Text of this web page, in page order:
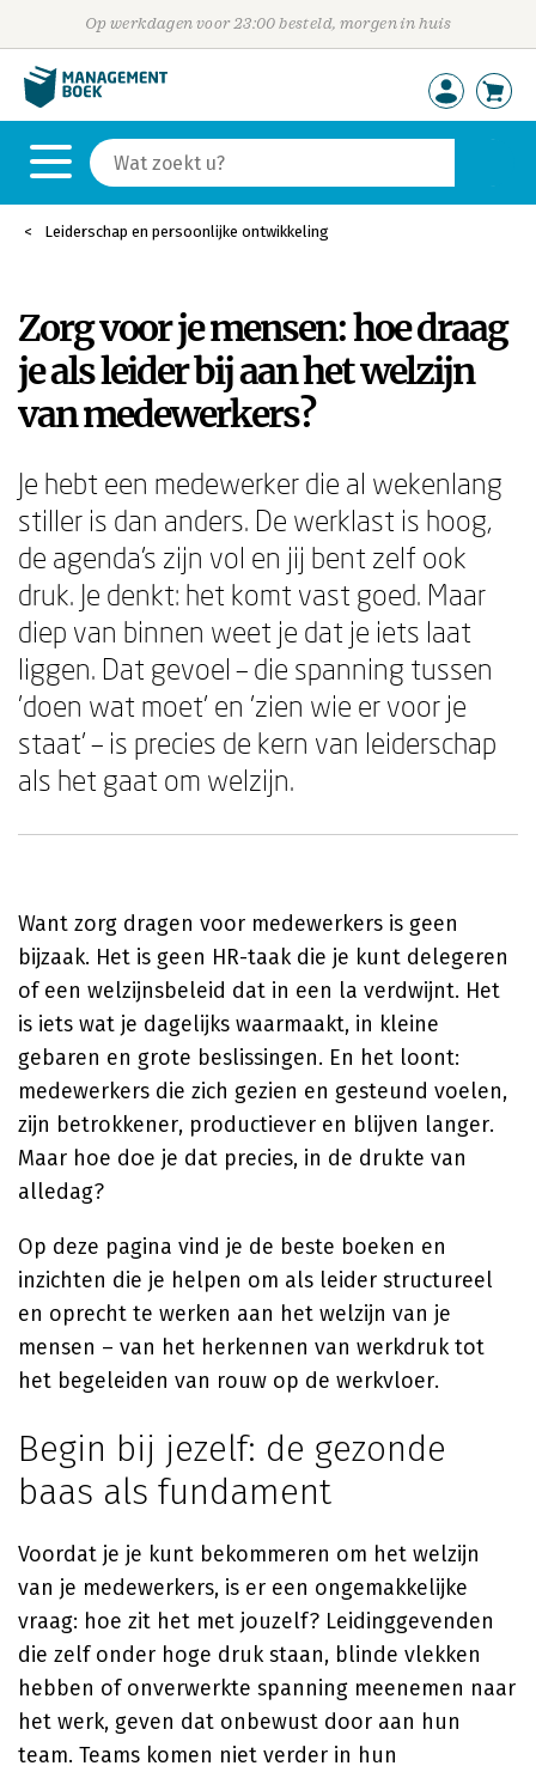
Op werkdagen voor 23:00 besteld, morgen in huis
Leiderschap en persoonlijke ontwikkeling
Zorg voor je mensen: hoe draag
je als leider bij aan het welzijn
van medewerkers?
Je hebt een medewerker die al wekenlang
stiller is dan anders. De werklast is hoog,
de agenda's zijn vol en jij bent zelf ook
druk. Je denkt: het komt vast goed. Maar
diep van binnen weet je dat je iets laat
liggen. Dat gevoel – die spanning tussen
'doen wat moet' en 'zien wie er voor je
staat' – is precies de kern van leiderschap
als het gaat om welzijn.
Want zorg dragen voor medewerkers is geen
bijzaak. Het is geen HR-taak die je kunt delegeren
of een welzijnsbeleid dat in een la verdwijnt. Het
is iets wat je dagelijks waarmaakt, in kleine
gebaren en grote beslissingen. En het loont:
medewerkers die zich gezien en gesteund voelen,
zijn betrokkener, productiever en blijven langer.
Maar hoe doe je dat precies, in de drukte van
alledag?
Op deze pagina vind je de beste boeken en
inzichten die je helpen om als leider structureel
en oprecht te werken aan het welzijn van je
mensen – van het herkennen van werkdruk tot
het begeleiden van rouw op de werkvloer.
Begin bij jezelf: de gezonde
baas als fundament
Voordat je je kunt bekommeren om het welzijn
van je medewerkers, is er een ongemakkelijke
vraag: hoe zit het met jouzelf? Leidinggevenden
die zelf onder hoge druk staan, blinde vlekken
hebben of onverwerkte spanning meenemen naar
het werk, geven dat onbewust door aan hun
team. Teams komen niet verder in hun